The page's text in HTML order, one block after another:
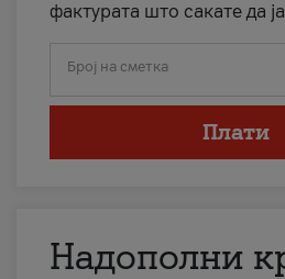
фактурата што сакате да
Број на сметка
Плати
Надополни